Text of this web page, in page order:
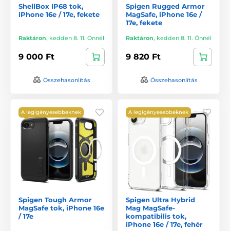
ShellBox IP68 tok,
iPhone 16e / 17e, fekete
Raktáron, kedden 8. 11. Önnél
9 000 Ft
Összehasonlítás
Spigen Rugged Armor
MagSafe, iPhone 16e /
17e, fekete
Raktáron, kedden 8. 11. Önnél
9 820 Ft
Összehasonlítás
A legigényesebbeknek
Spigen Tough Armor
MagSafe tok, iPhone 16e
/ 17e
A legigényesebbeknek
Spigen Ultra Hybrid
Mag MagSafe-
kompatibilis tok,
iPhone 16e / 17e, fehér